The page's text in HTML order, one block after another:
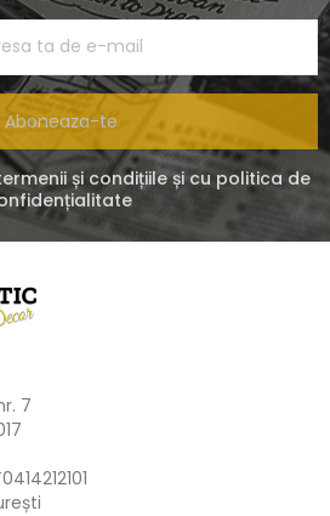
Aboneaza-te
și condițiile și cu politica de
7